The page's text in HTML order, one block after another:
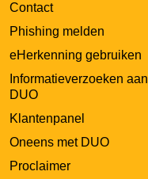
Contact
Phishing melden
eHerkenning gebruiken
Informatieverzoeken aan
DUO
Klantenpanel
Oneens met DUO
Proclaimer